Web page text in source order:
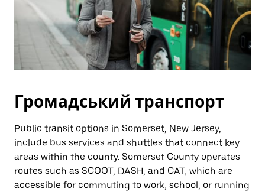
Громадський транспорт
Public transit options in Somerset, New Jersey,
include bus services and shuttles that connect key
areas within the county. Somerset County operates
routes such as SCOOT, DASH, and CAT, which are
accessible for commuting to work, school, or running